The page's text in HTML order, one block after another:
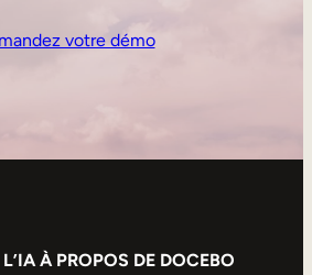
votre démo
À PROPOS DE DOCEBO